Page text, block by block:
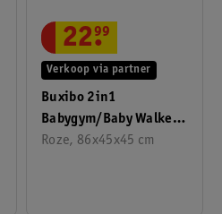
Buxibo 2in1
Babygym/Baby Walker
Piano Speelmat Voor
Roze, 86x45x45 cm
Verkoop via partner
22.
99